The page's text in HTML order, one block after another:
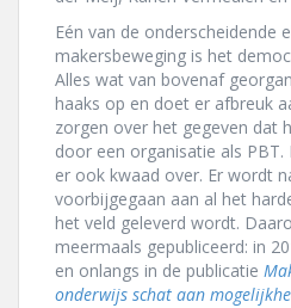
Eén van de onderscheidende
makersbeweging is het
Alles wat van bovenaf
haaks op en doet er afbreuk
zorgen over het gegeven dat
door een organisatie als PBT.
er ook kwaad over. Er wordt
voorbijgegaan aan al het
het veld geleverd wordt.
meermaals gepubliceerd: in
en onlangs in de publicatie
onderwijs schat aan